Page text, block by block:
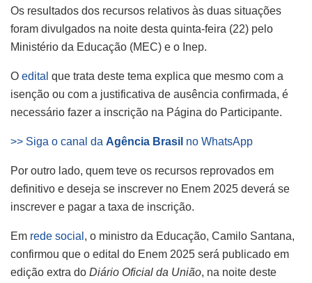
Os resultados dos recursos relativos às duas situações
foram divulgados na noite desta quinta-feira (22) pelo
Ministério da Educação (MEC) e o Inep.
O edital que trata deste tema explica que mesmo com a
isenção ou com a justificativa de ausência confirmada, é
necessário fazer a inscrição na Página do Participante.
>> Siga o canal da Agência Brasil no WhatsApp
Por outro lado, quem teve os recursos reprovados em
definitivo e deseja se inscrever no Enem 2025 deverá se
inscrever e pagar a taxa de inscrição.
Em rede social , o ministro da Educação, Camilo Santana,
confirmou que o edital do Enem 2025 será publicado em
edição extra do Diário Oficial da União, na noite deste